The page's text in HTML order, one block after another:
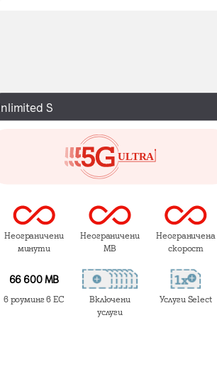
S
Неограничени
минути
Неограничени
MB
Неограничена
скорост
66 600 MB
в роуминг в ЕС
Включени
услуги
Услуги Select